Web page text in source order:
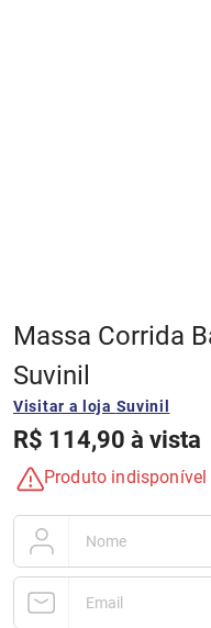
Massa Corrida
Suvinil
Visitar a loja Suvinil
R$ 114,90 à vista